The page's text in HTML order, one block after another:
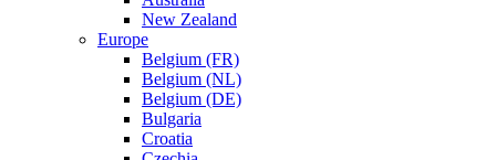
New Zealand
Europe
Belgium (FR)
Belgium (NL)
Belgium (DE)
Bulgaria
Croatia